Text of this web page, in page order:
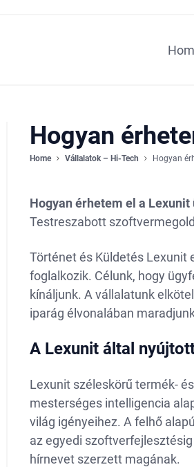
Hogyan
Home Vállalatok – Hi-Tech Hogyan
Hogyan érhetem el a
Testreszabott
Történet és Küldetés Lexunit
foglalkozik. Célunk, hogy
kínáljunk. A vállalatunk
iparág élvonalában
A Lexunit által
Lexunit széleskörű termék-
mesterséges intelligencia
világ igényeihez. A felhő
az egyedi
hírnevet szerzett magának.